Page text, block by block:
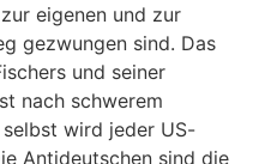
eigenen und zur
gezwungen sind. Das
und seiner
nach schwerem
wird jeder US-
Antideutschen sind die